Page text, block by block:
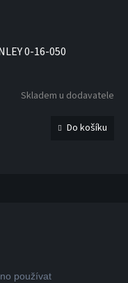
0-16-050
Skladem u dodavatele
Do košíku
používat